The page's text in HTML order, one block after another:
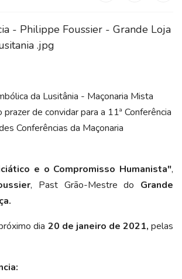
da Lusitânia - Maçonaria Mista
de convidar para a 11ª Conferência
Conferências da Maçonaria
e o Compromisso Humanista",
, Past Grão-Mestre do Grande
dia 20 de janeiro de 2021,pelas